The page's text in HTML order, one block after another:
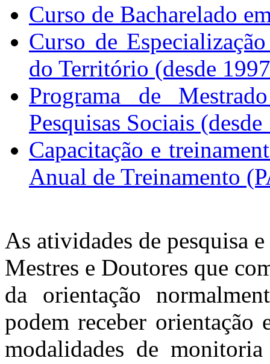
Curso de Bacharelado
Curso de
do Território (desde
Programa de
Pesquisas Sociais
Capacitação e
Anual de Treinamento
As atividades de pesquisa
Mestres e Doutores que
da orientação
podem receber orientação
modalidades de